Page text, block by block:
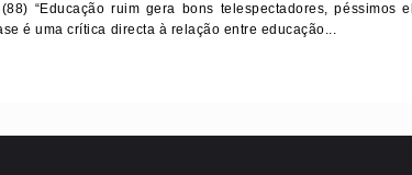
(88) “Educação ruim gera bons telespectadores, péssimos
é uma crítica directa à relação entre educação...